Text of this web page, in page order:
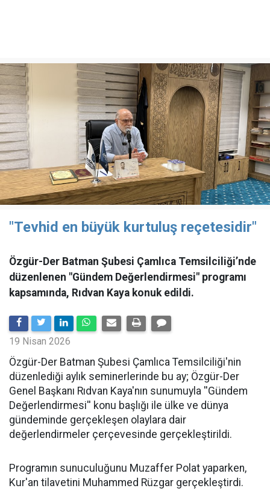
"Tevhid en büyük kurtuluş reçetesidir"
Özgür-Der Batman Şubesi Çamlıca Temsilciliği’nde
düzenlenen "Gündem Değerlendirmesi" programı
kapsamında, Rıdvan Kaya konuk edildi.
19 Nisan 2026
​Özgür-Der Batman Şubesi Çamlıca Temsilciliği'nin
düzenlediği aylık seminerlerinde bu ay; Özgür-Der
Genel Başkanı Rıdvan Kaya'nın sunumuyla ''Gündem
Değerlendirmesi'' konu başlığı ile ülke ve dünya
gündeminde gerçekleşen olaylara dair
değerlendirmeler çerçevesinde gerçekleştirildi.
Programın sunuculuğunu Muzaffer Polat yaparken,
Kur'an tilavetini Muhammed Rüzgar gerçekleştirdi.